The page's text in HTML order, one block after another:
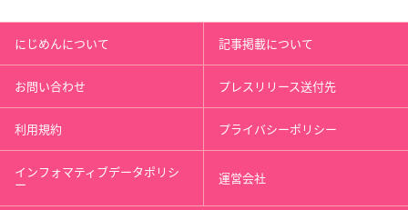
にじめんについて 記事掲載について
お問い合わせ プレスリリース送付先
利用規約 プライバシーポリシー
インフォマティブデータポリシ
ー 運営会社